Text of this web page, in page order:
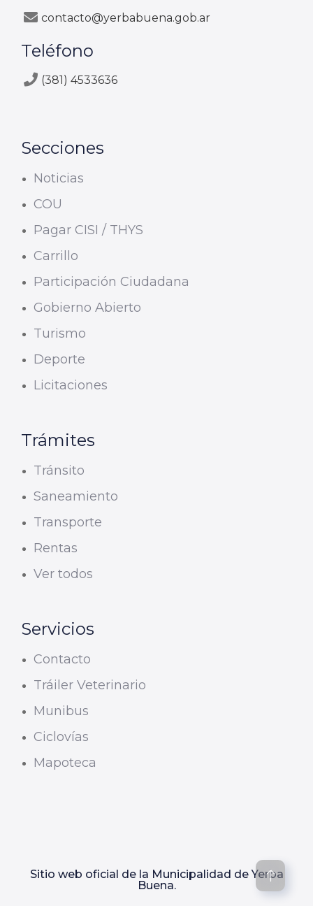
contacto@yerbabuena.gob.ar
Teléfono
(381) 4533636
Secciones
Noticias
COU
Pagar CISI / THYS
Carrillo
Participación Ciudadana
Gobierno Abierto
Turismo
Deporte
Licitaciones
Trámites
Tránsito
Saneamiento
Transporte
Rentas
Ver todos
Servicios
Contacto
Tráiler Veterinario
Munibus
Ciclovías
Mapoteca
Sitio web oficial de la Municipalidad de Yerba
Buena.